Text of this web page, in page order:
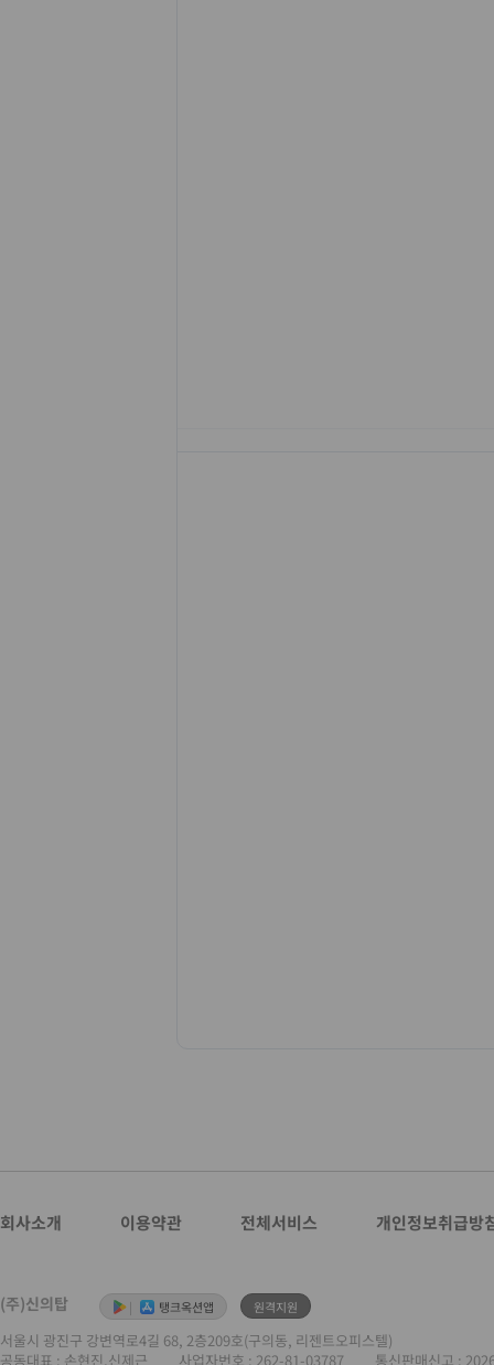
회사소개 이용약관 전체서비스 개인정보취급방
(주)신의탑 | 탱크옥션앱 원격지원
서울시 광진구 강변역로4길 68, 2층209호(구의동, 리젠트오피스텔)
공동대표 : 손현진,신제근
사업자번호 : 262-81-03787
통신판매신고 :